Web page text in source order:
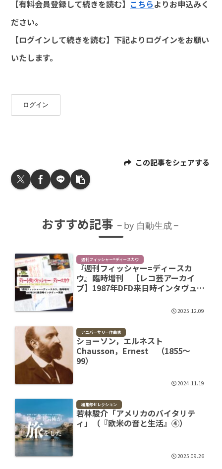
【有料会員登録して続きを読む】 こちらよりお申込みく
ださい。
【ログインして続きを読む】下記よりログインをお願い
いたします。
ログイン
この記事をシェアする
おすすめ記事 by 自動生成
週刊フィッシャー=ディースカウ
『週刊フィッシャー=ディースカ
ウ』臨時増刊 【レコ芸アーカイ
ブ】1987年DFD来日時インタヴュー
2025.12.09
アニバーサリー作曲家
ショーソン，エルネスト
Chausson，Ernest （1855～
99）
2024.11.19
編集部セレクション
若林駿介「アメリカのバイタリテ
ィ」（『欧米の音と生活』④）
2025.09.26